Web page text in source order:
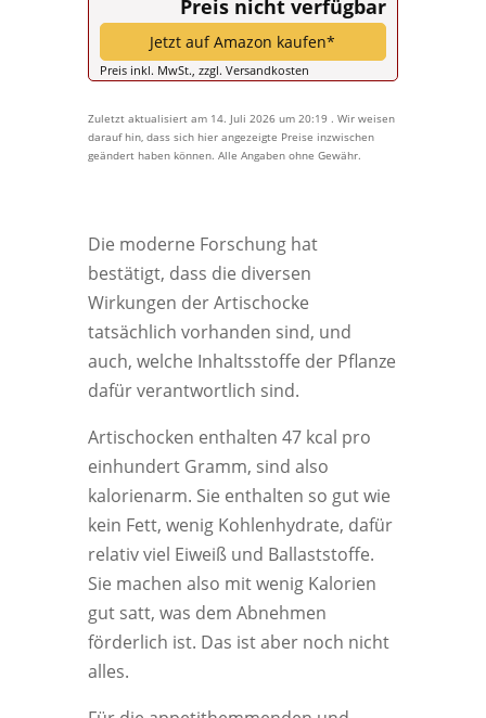
Preis nicht verfügbar
Jetzt auf Amazon kaufen*
Preis inkl. MwSt., zzgl. Versandkosten
Zuletzt aktualisiert am 14. Juli 2026 um 20:19 . Wir weisen
darauf hin, dass sich hier angezeigte Preise inzwischen
geändert haben können. Alle Angaben ohne Gewähr.
Die moderne Forschung hat
bestätigt, dass die diversen
Wirkungen der Artischocke
tatsächlich vorhanden sind, und
auch, welche Inhaltsstoffe der Pflanze
dafür verantwortlich sind.
Artischocken enthalten 47 kcal pro
einhundert Gramm, sind also
kalorienarm. Sie enthalten so gut wie
kein Fett, wenig Kohlenhydrate, dafür
relativ viel Eiweiß und Ballaststoffe.
Sie machen also mit wenig Kalorien
gut satt, was dem Abnehmen
förderlich ist. Das ist aber noch nicht
alles.